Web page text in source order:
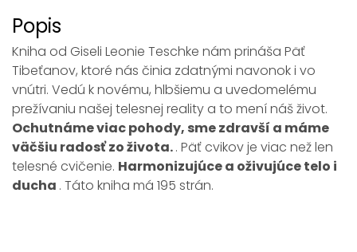
Popis
Kniha od Giseli Leonie Teschke nám prináša Päť
Tibeťanov, ktoré nás činia zdatnými navonok i vo
vnútri. Vedú k novému, hlbšiemu a uvedomelému
prežívaniu našej telesnej reality a to mení náš život.
Ochutnáme viac pohody, sme zdravší a máme
väčšiu radosť zo života.. Päť cvikov je viac než len
telesné cvičenie. Harmonizujúce a oživujúce telo i
ducha . Táto kniha má 195 strán.